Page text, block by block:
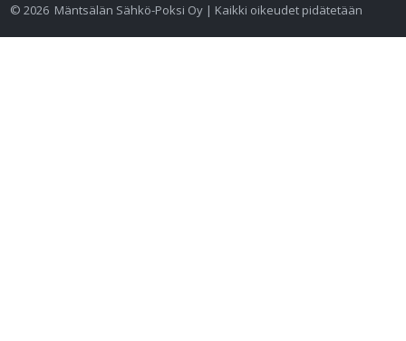
©2026 Mäntsälän Sähkö-Poksi Oy | Kaikki oikeudet pidätetään